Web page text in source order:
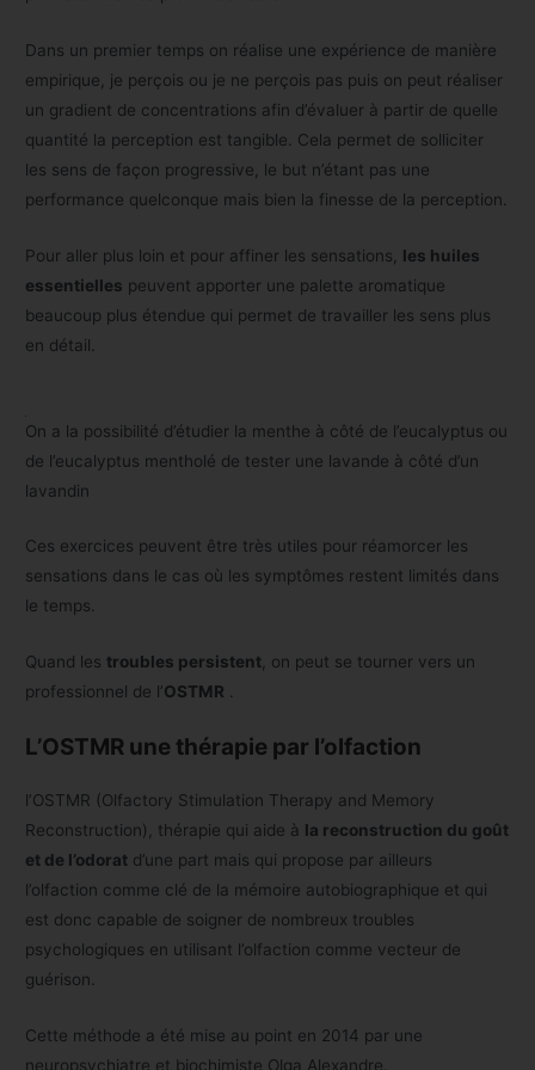
Dans un premier temps on réalise une expérience de manière
empirique, je perçois ou je ne perçois pas puis on peut réaliser
un gradient de concentrations afin d’évaluer à partir de quelle
quantité la perception est tangible. Cela permet de solliciter
les sens de façon progressive, le but n’étant pas une
performance quelconque mais bien la finesse de la perception.
Pour aller plus loin et pour affiner les sensations, les huiles
essentielles peuvent apporter une palette aromatique
beaucoup plus étendue qui permet de travailler les sens plus
en détail.
On a la possibilité d’étudier la menthe à côté de l’eucalyptus ou
de l’eucalyptus mentholé de tester une lavande à côté d’un
lavandin
Ces exercices peuvent être très utiles pour réamorcer les
sensations dans le cas où les symptômes restent limités dans
le temps.
Quand lestroubles persistent , on peut se tourner vers un
professionnel de l’OSTMR .
L’OSTMR une thérapie par l’olfaction
l’OSTMR (Olfactory Stimulation Therapy and Memory
Reconstruction), thérapie qui aide à la reconstruction du goût
et de l’odorat d’une part mais qui propose par ailleurs
l’olfaction comme clé de la mémoire autobiographique et qui
est donc capable de soigner de nombreux troubles
psychologiques en utilisant l’olfaction comme vecteur de
guérison.
Cette méthode a été mise au point en 2014 par une
neuropsychiatre et biochimiste Olga Alexandre.